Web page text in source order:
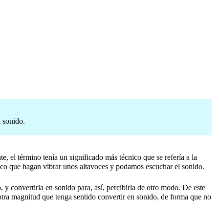
sonido.
el término tenía un significado más técnico que se refería a la
que hagan vibrar unos altavoces y podamos escuchar el sonido.
convertirla en sonido para, así, percibirla de otro modo. De este
magnitud que tenga sentido convertir en sonido, de forma que no